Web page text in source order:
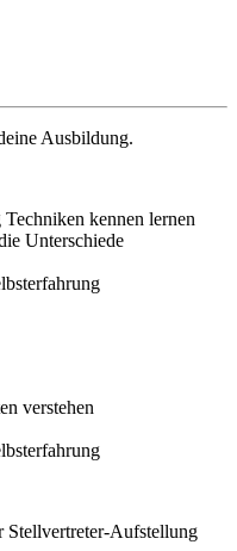
Ausbildung.
kennen lernen
Unterschiede
verstehen
Stellvertreter-Aufstellung